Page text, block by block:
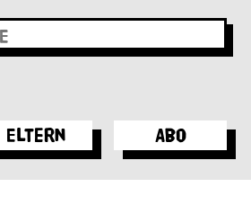
Eltern Abo